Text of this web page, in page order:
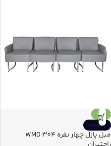
-5%
ناموجود
مبل پازل چهار نفره WMD 304